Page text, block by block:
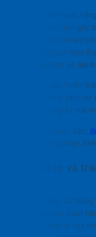
Quy định hiện hành,
xuất trình vận đơn gốc
không có trách nhiệm
có phải là người mua
vận đơn vô danh
Chính quy tắc “miễn
buộc chủ hàng phải
bảo mật chứng từ của
Xem ngay: Các
doanh nghiệp
Tính rủi ro và
Khi quyết định sử dụng
giữ quyền định đoạt
với rủi ro pháp lý cao